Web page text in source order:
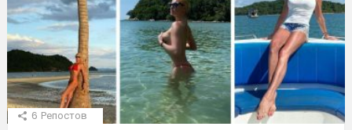
6 Репостов